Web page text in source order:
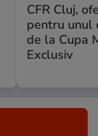
CFR Cluj,
pentru unul
de la Cupa
Exclusiv